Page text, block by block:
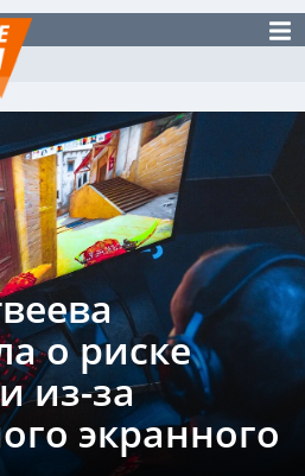
о риске
из-за
экранного